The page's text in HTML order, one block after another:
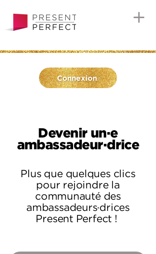
Connexion
Devenir un·e
ambassadeur·drice
Plus que quelques clics
pour rejoindre la
communauté des
ambassadeurs·drices
Present Perfect !